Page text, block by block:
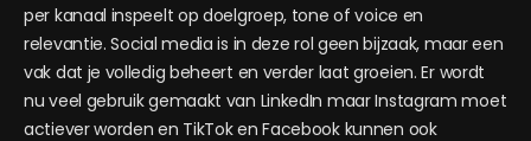
per kanaal inspeelt op doelgroep, tone of voice en
relevantie. Social media is in deze rol geen bijzaak, maar een
vak dat je volledig beheert en verder laat groeien. Er wordt
nu veel gebruik gemaakt van LinkedIn maar Instagram moet
actiever worden en TikTok en Facebook kunnen ook